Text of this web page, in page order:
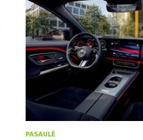
PASAULĒ